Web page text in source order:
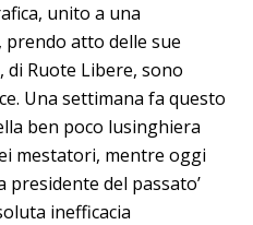
unito a una
atto delle sue
di Ruote Libere, sono
Una settimana fa questo
ben poco lusinghiera
mestatori, mentre oggi
presidente del passato’
inefficacia